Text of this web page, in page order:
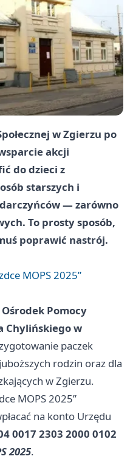
w Zgierzu po
akcji
do dzieci z
starszych i
— zarówno
To prosty sposób,
poprawić nastrój.
MOPS 2025”
Pomocy
Chylińskiego w
paczek
rodzin oraz dla
w Zgierzu.
MOPS 2025”
na konto Urzędu
0017 2303 2000 0102
2025.